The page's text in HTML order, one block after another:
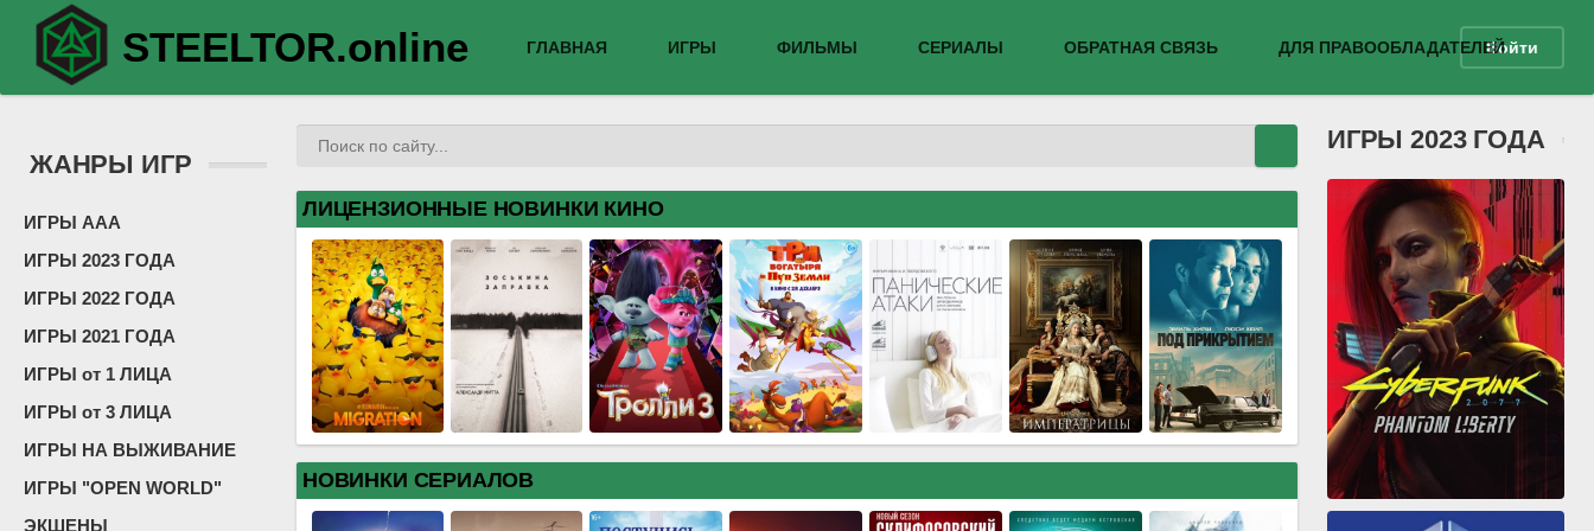
STEELTOR.online ГЛАВНАЯ ИГРЫ ФИЛЬМЫ СЕРИАЛЫ ОБРАТНАЯ СВЯЗЬ ДЛЯ ПРАВООБЛАДАТЕЛЕЙВойти
ЖАНРЫ ИГР
ИГРЫ ААА
ИГРЫ 2023 ГОДА
ИГРЫ 2022 ГОДА
ИГРЫ 2021 ГОДА
ИГРЫ от 1 ЛИЦА
ИГРЫ от 3 ЛИЦА
ИГРЫ НА ВЫЖИВАНИЕ
ИГРЫ "OPEN WORLD"
ЭКШЕНЫ
ЛИЦЕНЗИОННЫЕ НОВИНКИ КИНО
НОВИНКИ СЕРИАЛОВ
ИГРЫ 2023 ГОДА